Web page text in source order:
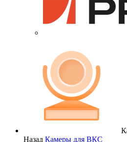
Назад Камеры для ВКС